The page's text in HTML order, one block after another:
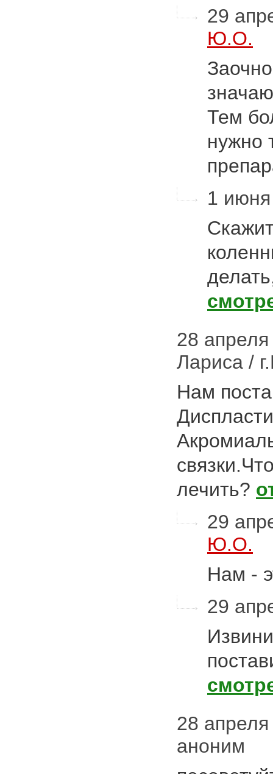
29
Ю.О.
Тем
нужно
1
28 апреля
Лариса /
Нам
лечить?
29
Ю.О.
Нам -
29
28 апреля
аноним